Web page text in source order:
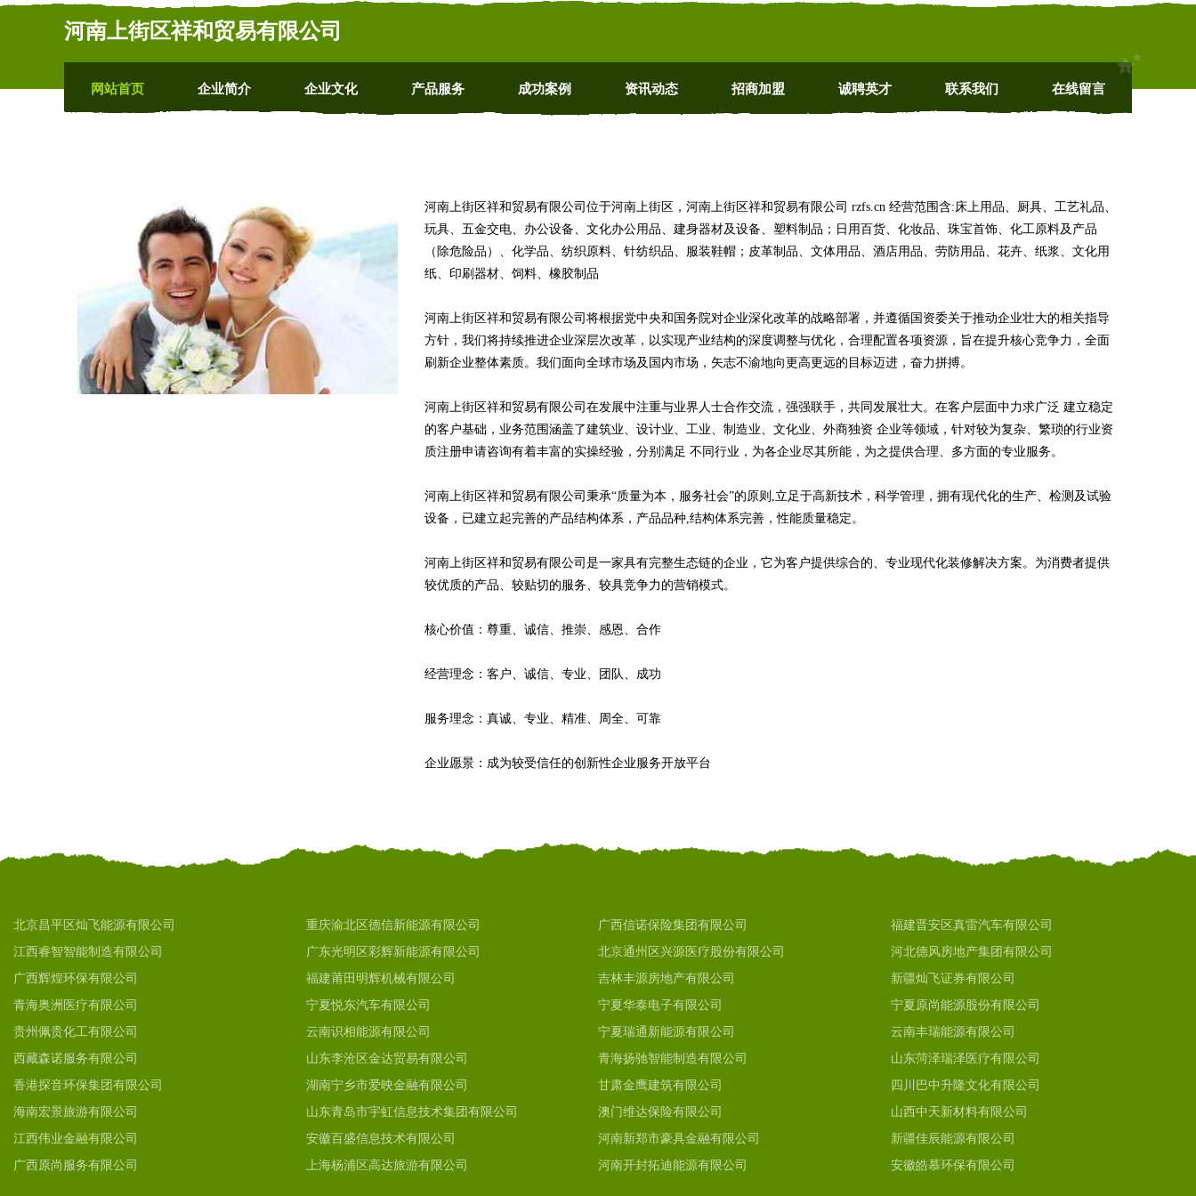
河南上街区祥和贸易有限公司
网站首页 企业简介 企业文化 产品服务 成功案例 资讯动态 招商加盟 诚聘英才 联系我们 在线留言
河南上街区祥和贸易有限公司位于河南上街区，河南上街区祥和贸易有限公司 rzfs.cn 经营范围含:床上用品、厨具、工艺礼品、
玩具、五金交电、办公设备、文化办公用品、建身器材及设备、塑料制品；日用百货、化妆品、珠宝首饰、化工原料及产品
（除危险品）、化学品、纺织原料、针纺织品、服装鞋帽；皮革制品、文体用品、酒店用品、劳防用品、花卉、纸浆、文化用
纸、印刷器材、饲料、橡胶制品
河南上街区祥和贸易有限公司将根据党中央和国务院对企业深化改革的战略部署，并遵循国资委关于推动企业壮大的相关指导
方针，我们将持续推进企业深层次改革，以实现产业结构的深度调整与优化，合理配置各项资源，旨在提升核心竞争力，全面
刷新企业整体素质。我们面向全球市场及国内市场，矢志不渝地向更高更远的目标迈进，奋力拼搏。
河南上街区祥和贸易有限公司在发展中注重与业界人士合作交流，强强联手，共同发展壮大。在客户层面中力求广泛 建立稳定
的客户基础，业务范围涵盖了建筑业、设计业、工业、制造业、文化业、外商独资 企业等领域，针对较为复杂、繁琐的行业资
质注册申请咨询有着丰富的实操经验，分别满足 不同行业，为各企业尽其所能，为之提供合理、多方面的专业服务。
河南上街区祥和贸易有限公司秉承“质量为本，服务社会”的原则,立足于高新技术，科学管理，拥有现代化的生产、检测及试验
设备，已建立起完善的产品结构体系，产品品种,结构体系完善，性能质量稳定。
河南上街区祥和贸易有限公司是一家具有完整生态链的企业，它为客户提供综合的、专业现代化装修解决方案。为消费者提供
较优质的产品、较贴切的服务、较具竞争力的营销模式。
核心价值：尊重、诚信、推崇、感恩、合作
经营理念：客户、诚信、专业、团队、成功
服务理念：真诚、专业、精准、周全、可靠
企业愿景：成为较受信任的创新性企业服务开放平台
北京昌平区灿飞能源有限公司 重庆渝北区德信新能源有限公司 广西信诺保险集团有限公司
福建晋安区真雷汽车有限公司
江西睿智智能制造有限公司
广东光明区彩辉新能源有限公司 北京通州区兴源医疗股份有限公司
河北德风房地产集团有限公司
广西辉煌环保有限公司
福建莆田明辉机械有限公司 吉林丰源房地产有限公司
新疆灿飞证券有限公司
青海奥洲医疗有限公司
宁夏悦东汽车有限公司 宁夏华泰电子有限公司
宁夏原尚能源股份有限公司
贵州佩贵化工有限公司
云南识相能源有限公司 宁夏瑞通新能源有限公司
云南丰瑞能源有限公司
西藏森诺服务有限公司
山东李沧区金达贸易有限公司 青海扬驰智能制造有限公司
山东菏泽瑞泽医疗有限公司
香港探音环保集团有限公司
湖南宁乡市爱映金融有限公司 甘肃金鹰建筑有限公司
四川巴中升隆文化有限公司
海南宏景旅游有限公司
山东青岛市宇虹信息技术集团有限公司 澳门维达保险有限公司
山西中天新材料有限公司
江西伟业金融有限公司
安徽百盛信息技术有限公司 河南新郑市豪具金融有限公司
新疆佳辰能源有限公司
广西原尚服务有限公司
上海杨浦区高达旅游有限公司 河南开封拓迪能源有限公司 安徽皓慕环保有限公司